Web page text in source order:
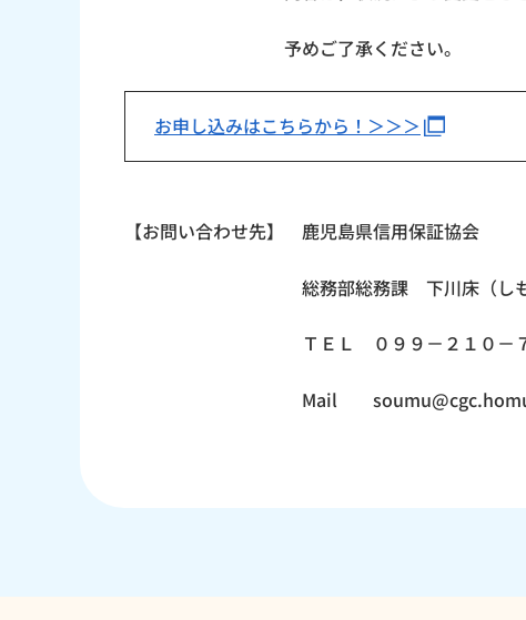
予めご了承ください。
お申し込みはこちらから！＞＞＞
【お問い合わせ先】 鹿児島県信用保証協会
総務部総務課 下川床（しもか
ＴＥＬ ０９９－２１０－７
Mail